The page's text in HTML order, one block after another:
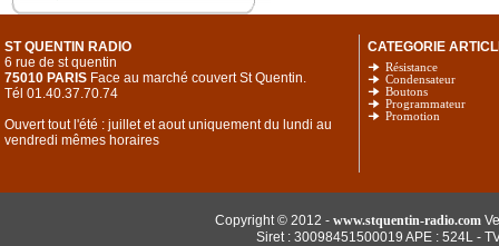
ST QUENTIN RADIO
6 rue de st quentin
75010 PARIS Face au marché couvert St Quentin.
Tél 01.40.37.70.74
Ouvert tout l'été : juillet et aout uniquement du lundi au
vendredi mêmes horaires
CATEGORIE
Résistance
Condensateur
Boutons
Programmateur
Promotion
Copyright © 2012 - www.stquentin-radio.com
Siret : 30098451500019 APE : 524L -